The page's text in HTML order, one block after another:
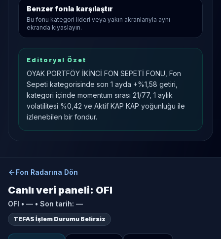
Benzer fonla karşılaştır
Bu fonu kategori lideri veya yakın akranlarıyla aynı
ekranda kıyaslayın.
Editoryal Özet
OYAK PORTFÖY İKİNCİ FON SEPETİ FONU, Fon
Sepeti kategorisinde son 1 ayda +%1,58 getiri,
kategori içinde momentum sırası 21/77, 1 aylık
volatilitesi %0,42 ve Aktif KAP KAP yoğunluğu ile
izlenebilen bir fondur.
Fon Radarına Dön
Canlı veri paneli: OFI
OFI • — • Son tarih: —
TEFAS İşlem Durumu Belirsiz